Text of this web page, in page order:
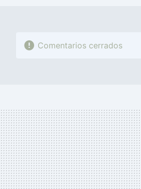
Comentarios cerrados